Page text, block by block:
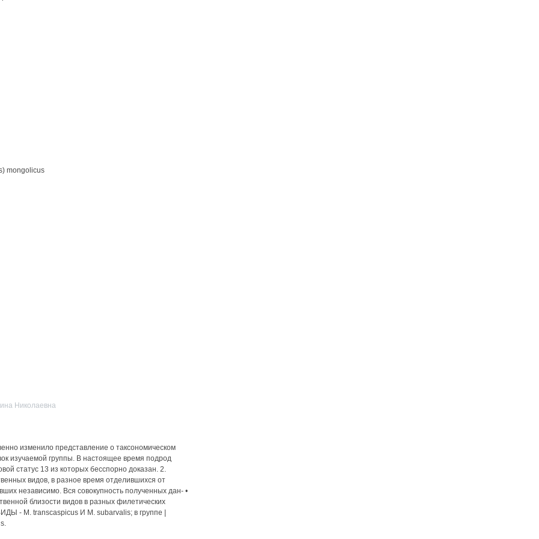
mongolicus
Николаевна
изменило представление о таксономическом
изучаемой группы. В настоящее время подрод
статус 13 из которых бесспорно доказан. 2.
видов, в разное время отделившихся от
независимо. Вся совокупность полученных дан- •
близости видов в разных филетических
- М. transcaspicus И М. subarvalis; в группе |